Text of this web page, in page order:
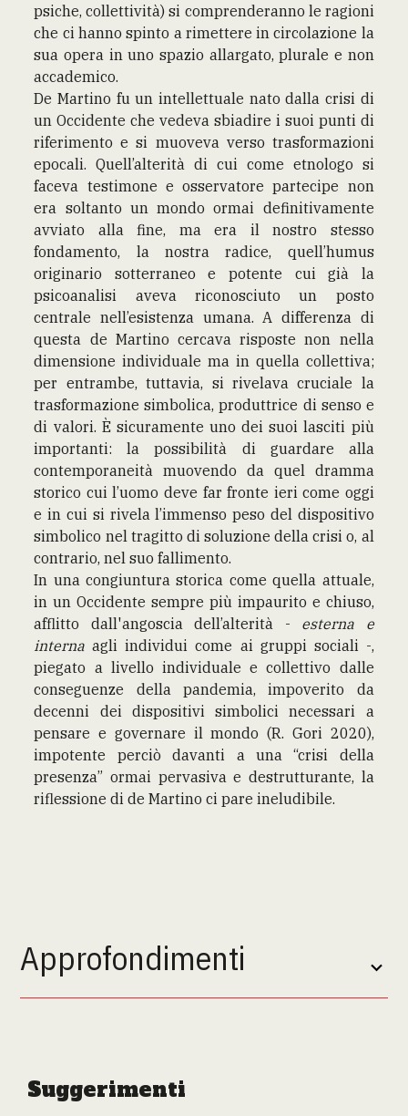
psiche, collettività) si comprenderanno le ragioni
che ci hanno spinto a rimettere in circolazione la
sua opera in uno spazio allargato, plurale e non
accademico.
De Martino fu un intellettuale nato dalla crisi di
un Occidente che vedeva sbiadire i suoi punti di
riferimento e si muoveva verso trasformazioni
epocali. Quell’alterità di cui come etnologo si
faceva testimone e osservatore partecipe non
era soltanto un mondo ormai definitivamente
avviato alla fine, ma era il nostro stesso
fondamento, la nostra radice, quell’humus
originario sotterraneo e potente cui già la
psicoanalisi aveva riconosciuto un posto
centrale nell’esistenza umana. A differenza di
questa de Martino cercava risposte non nella
dimensione individuale ma in quella collettiva;
per entrambe, tuttavia, si rivelava cruciale la
trasformazione simbolica, produttrice di senso e
di valori. È sicuramente uno dei suoi lasciti più
importanti: la possibilità di guardare alla
contemporaneità muovendo da quel dramma
storico cui l’uomo deve far fronte ieri come oggi
e in cui si rivela l’immenso peso del dispositivo
simbolico nel tragitto di soluzione della crisi o, al
contrario, nel suo fallimento.
In una congiuntura storica come quella attuale,
in un Occidente sempre più impaurito e chiuso,
afflitto dall'angoscia dell’alterità - esterna e
interna agli individui come ai gruppi sociali -,
piegato a livello individuale e collettivo dalle
conseguenze della pandemia, impoverito da
decenni dei dispositivi simbolici necessari a
pensare e governare il mondo (R. Gori 2020),
impotente perciò davanti a una “crisi della
presenza” ormai pervasiva e destrutturante, la
riflessione di de Martino ci pare ineludibile.
Approfondimenti
Suggerimenti